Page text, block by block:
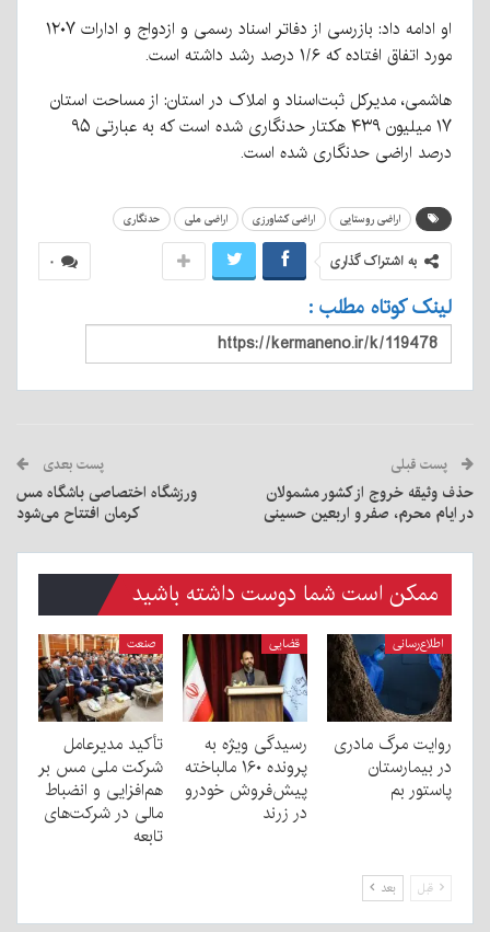
او ادامه داد: بازرسی از دفاتر اسناد رسمی و ازدواج و ادارات ۱۲۰۷
مورد اتفاق افتاده که ۱/۶ درصد رشد داشته است.
هاشمی، مدیرکل ثبت‌اسناد و املاک در استان: از مساحت استان
۱۷ میلیون ۴۳۹ هکتار حدنگاری شده است که به عبارتی ۹۵
درصد اراضی حدنگاری شده است.
اراضی روستایی اراضی کشاورزی اراضی ملی حدنگاری
۰ به اشتراک گذاری
لینک کوتاه مطلب :
پست قبلی
حذف وثیقه خروج از کشور مشمولان
در ایام محرم، صفر و اربعین حسینی
پست بعدی
ورزشگاه اختصاصی باشگاه مس
کرمان افتتاح می‌شود
ممکن است شما دوست داشته باشید
اطلاع‌رسانی
روایت مرگ مادری
در بیمارستان
پاستور بم
قضایی
رسیدگی ویژه به
پرونده ۱۶۰ مالباخته
پیش‌فروش خودرو
در زرند
صنعت
تأکید مدیرعامل
شرکت ملی مس بر
هم‌افزایی و انضباط
مالی در شرکت‌های
تابعه
قبل بعد